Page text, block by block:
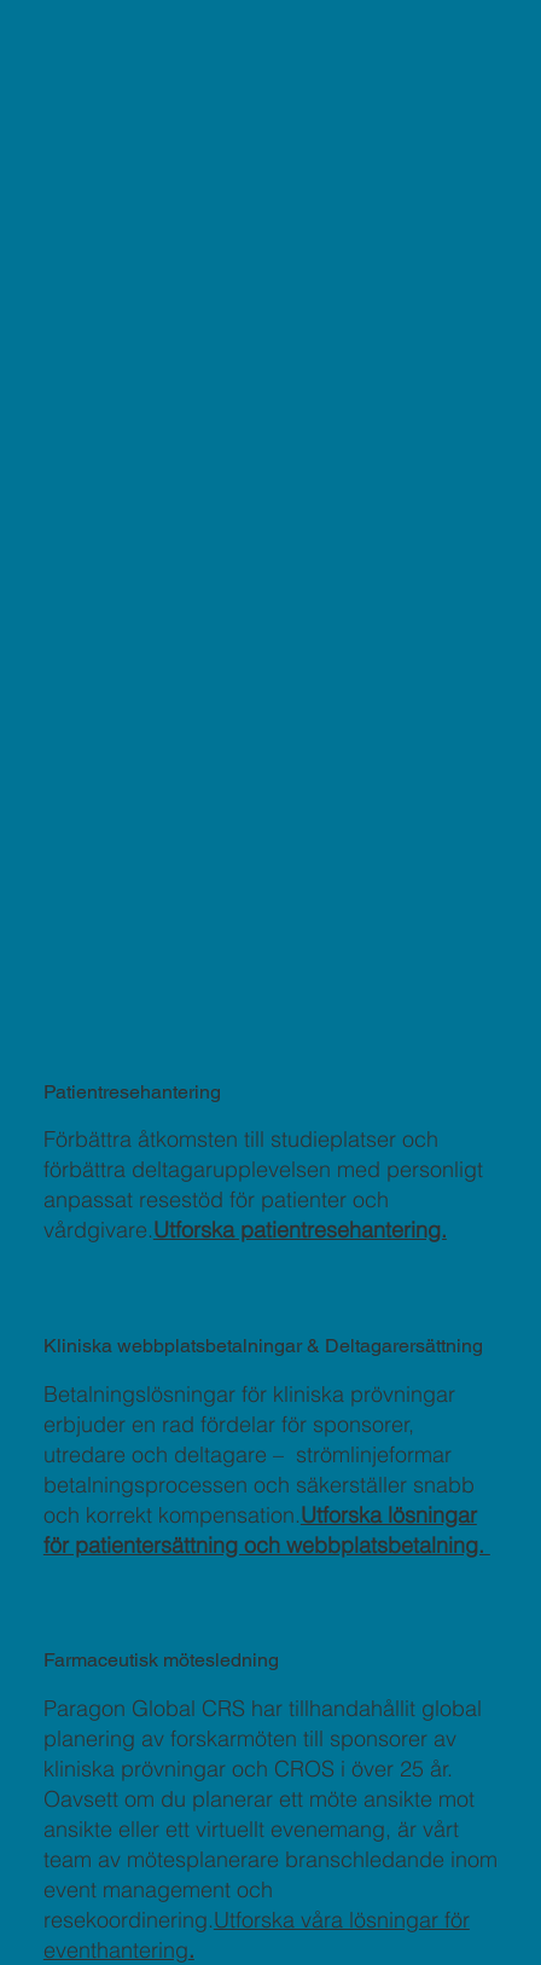
Förbättra åtkomsten till studieplatser och
förbättra deltagarupplevelsen med personligt
anpassat resestöd för patienter och
vårdgivare.Utforska patientresehantering.
Patientresehantering
Betalningslösningar för kliniska prövningar
erbjuder en rad fördelar för sponsorer,
utredare och deltagare – strömlinjeformar
betalningsprocessen och säkerställer snabb
och korrekt kompensation.Utforska lösningar
för patientersättning och webbplatsbetalning.
Kliniska webbplatsbetalningar & Deltagarersättning
Paragon Global CRS har tillhandahållit global
planering av forskarmöten till sponsorer av
kliniska prövningar och CROS i över 25 år.
Oavsett om du planerar ett möte ansikte mot
ansikte eller ett virtuellt evenemang, är vårt
team av mötesplanerare branschledande inom
event management och
resekoordinering.Utforska våra lösningar för
eventhantering.
Farmaceutisk mötesledning